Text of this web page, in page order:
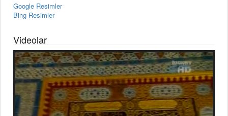
Google Resimler
Bing Resimler
Videolar